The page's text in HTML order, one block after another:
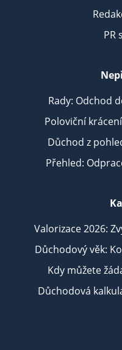
PR
Rady: Odchod
Poloviční
Důchod z
Přehled:
Valorizace 2026:
Důchodový věk:
Kdy můžete
Důchodová